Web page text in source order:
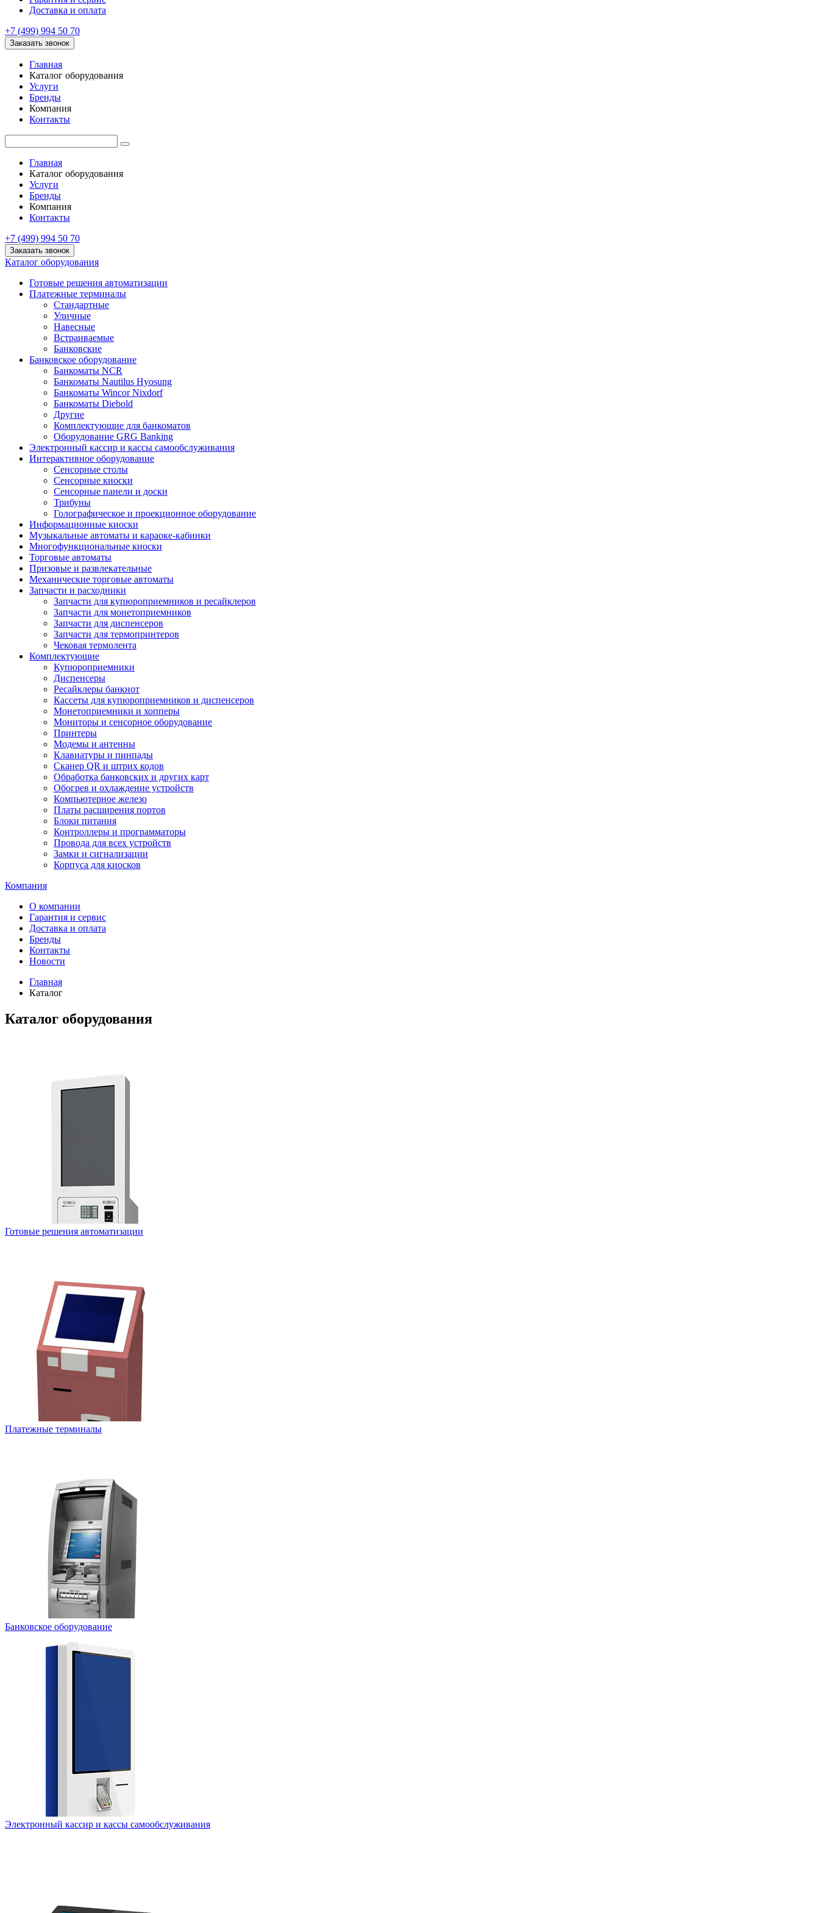
Доставка и оплата
+7 (499) 994 50 70
Заказать звонок
Главная
Каталог оборудования
Услуги
Бренды
Компания
Контакты
Главная
Каталог оборудования
Услуги
Бренды
Компания
Контакты
+7 (499) 994 50 70
Заказать звонок
Каталог оборудования
Готовые решения автоматизации
Платежные терминалы
Стандартные
Уличные
Навесные
Встраиваемые
Банковские
Банковское оборудование
Банкоматы NCR
Банкоматы Nautilus Hyosung
Банкоматы Wincor Nixdorf
Банкоматы Diebold
Другие
Комплектующие для банкоматов
Оборудование GRG Banking
Электронный кассир и кассы самообслуживания
Интерактивное оборудование
Сенсорные столы
Сенсорные киоски
Сенсорные панели и доски
Трибуны
Голографическое и проекционное оборудование
Информационные киоски
Музыкальные автоматы и караоке-кабинки
Многофункциональные киоски
Торговые автоматы
Призовые и развлекательные
Механические торговые автоматы
Запчасти и расходники
Запчасти для купюроприемников и ресайклеров
Запчасти для монетоприемников
Запчасти для диспенсеров
Запчасти для термопринтеров
Чековая термолента
Комплектующие
Купюроприемники
Диспенсеры
Ресайклеры банкнот
Кассеты для купюроприемников и диспенсеров
Монетоприемники и хопперы
Мониторы и сенсорное оборудование
Принтеры
Модемы и антенны
Клавиатуры и пинпады
Сканер QR и штрих кодов
Обработка банковских и других карт
Обогрев и охлаждение устройств
Компьютерное железо
Платы расширения портов
Блоки питания
Контроллеры и программаторы
Провода для всех устройств
Замки и сигнализации
Корпуса для киосков
Компания
О компании
Гарантия и сервис
Доставка и оплата
Бренды
Контакты
Новости
Главная
Каталог
Каталог оборудования
Готовые решения автоматизации
Платежные терминалы
Банковское оборудование
Электронный кассир и кассы самообслуживания